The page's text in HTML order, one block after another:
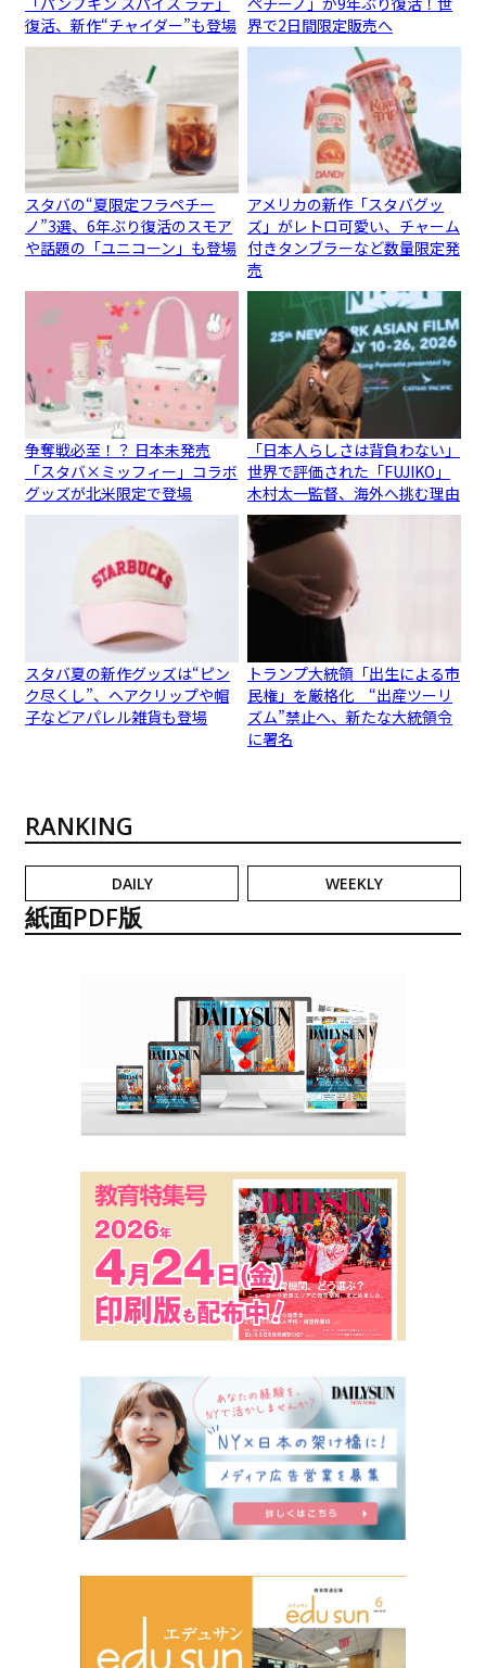
復活、新作“チャイダー”も登場 界で2日間限定販売へ
スタバの“夏限定フラペチー
ノ”3選、6年ぶり復活のスモア
や話題の「ユニコーン」も登場
アメリカの新作「スタバグッ
ズ」がレトロ可愛い、チャーム
付きタンブラーなど数量限定発
売
争奪戦必至！？ 日本未発売
「スタバ×ミッフィー」コラボ
グッズが北米限定で登場
「日本人らしさは背負わない」
世界で評価された「FUJIKO」
木村太一監督、海外へ挑む理由
スタバ夏の新作グッズは“ピン
ク尽くし”、ヘアクリップや帽
子などアパレル雑貨も登場
トランプ大統領「出生による市
民権」を厳格化 “出産ツーリ
ズム”禁止へ、新たな大統領令
に署名
RANKING
DAILY WEEKLY
紙面PDF版